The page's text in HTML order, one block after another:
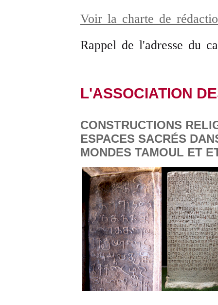
Voir la charte de
Rappel de l'adresse du
L'ASSOCIATION
CONSTRUCTIONS
ESPACES SACRÉS
MONDES TAMOUL ET